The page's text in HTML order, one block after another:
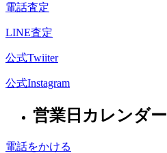
電話査定
LINE査定
公式Twiiter
公式Instagram
営業日カレンダー
電話をかける